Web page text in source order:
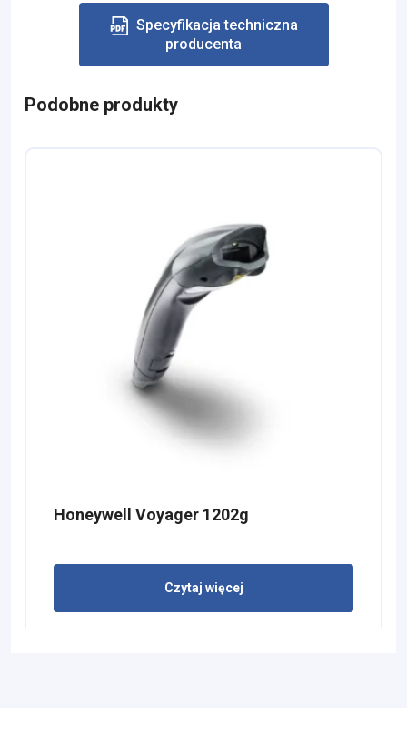
Specyfikacja techniczna
producenta
Podobne produkty
Honeywell Voyager 1202g
Czytaj więcej